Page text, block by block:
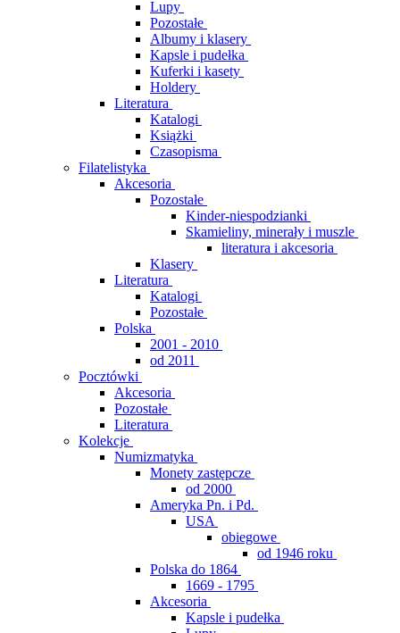
Lupy
Pozostałe
Albumy i klasery
Kapsle i pudełka
Kuferki i kasety
Holdery
Literatura
Katalogi
Książki
Czasopisma
Filatelistyka
Akcesoria
Pozostałe
Kinder-niespodzianki
Skamieliny, minerały i muszle
literatura i akcesoria
Klasery
Literatura
Katalogi
Pozostałe
Polska
2001 - 2010
od 2011
Pocztówki
Akcesoria
Pozostałe
Literatura
Kolekcje
Numizmatyka
Monety zastępcze
od 2000
Ameryka Pn. i Pd.
USA
obiegowe
od 1946 roku
Polska do 1864
1669 - 1795
Akcesoria
Kapsle i pudełka